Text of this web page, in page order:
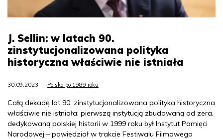
J. Sellin: w latach 90.
zinstytucjonalizowana polityka
historyczna właściwie nie istniała
30.09.2023 Polska po 1989 roku
Całą dekadę lat 90. zinstytucjonalizowana polityka historyczna
właściwie nie istniała; pierwszą instytucją zbudowaną od zera,
dedykowaną polskiej historii w 1999 roku był Instytut Pamięci
Narodowej – powiedział w trakcie Festiwalu Filmowego